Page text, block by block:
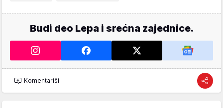
Budi deo Lepa i srećna zajednice.
Komentariši